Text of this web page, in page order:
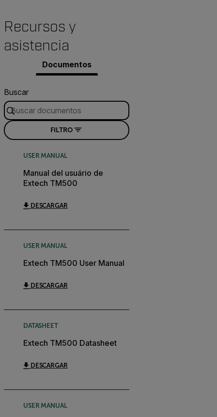
Recursos y
asistencia
Documentos
Buscar
FILTRO
USER MANUAL
Manual del usuário de
Extech TM500
DESCARGAR
USER MANUAL
Extech TM500 User Manual
DESCARGAR
DATASHEET
Extech TM500 Datasheet
DESCARGAR
USER MANUAL